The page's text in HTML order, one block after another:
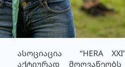
ასოციაცია “HERA
აქტიურად